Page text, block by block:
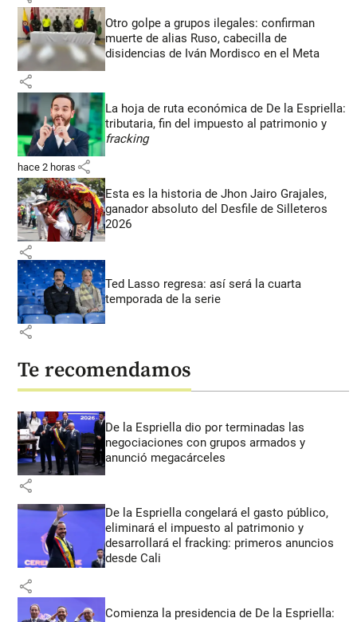
Otro golpe a grupos ilegales: confirman
muerte de alias Ruso, cabecilla de
disidencias de Iván Mordisco en el Meta
share
La hoja de ruta económica de De la Espriella:
tributaria, fin del impuesto al patrimonio y
fracking
hace 2 horas share
Esta es la historia de Jhon Jairo Grajales,
ganador absoluto del Desfile de Silleteros
2026
share
Ted Lasso regresa: así será la cuarta
temporada de la serie
share
Te recomendamos
De la Espriella dio por terminadas las
negociaciones con grupos armados y
anunció megacárceles
share
De la Espriella congelará el gasto público,
eliminará el impuesto al patrimonio y
desarrollará el fracking: primeros anuncios
desde Cali
share
Comienza la presidencia de De la Espriella: